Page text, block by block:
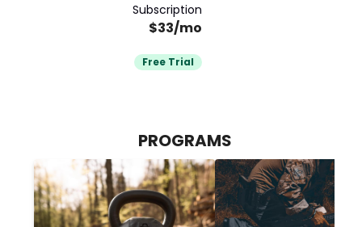
Subscription
$33/mo
Free Trial
PROGRAMS